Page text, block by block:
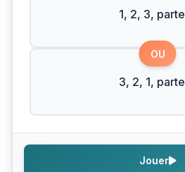
1, 2, 3,
OU
3, 2, 1,
Jouer